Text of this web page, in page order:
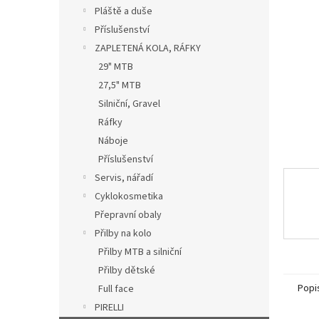
Pláště a duše
Příslušenství
ZAPLETENÁ KOLA, RÁFKY
29" MTB
27,5" MTB
Silniční, Gravel
Ráfky
Náboje
Příslušenství
Servis, nářadí
Cyklokosmetika
Přepravní obaly
Přilby na kolo
Přilby MTB a silniční
Přilby dětské
Full face
PIRELLI